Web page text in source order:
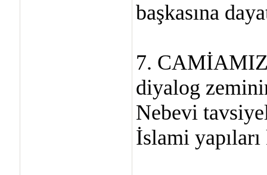
başkasına
7.
diyalog
Nebevi
İslami